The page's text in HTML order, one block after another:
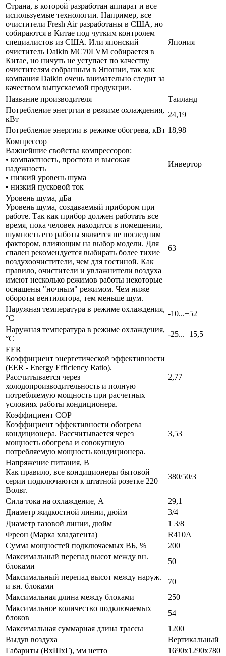
Страна, в которой разработан аппарат и все
используемые технологии. Например, все
очистители Fresh Air разработаны в США, но
собираются в Китае под чутким контролем
специалистов из США. Или японский
очиститель Daikin MC70LVM собирается в
Китае, но ничуть не уступает по качеству
очистителям собранным в Японии, так как
компания Daikin очень внимательно следит за
качеством выпускаемой продукции.
Япония
Название производителя
Таиланд
Потребление энегргии в режиме охлаждения,
кВт
24,19
Потребление энергии в режиме обогрева, кВт 18,98
Компрессор
Важнейшие свойства компрессоров:
• компактность, простота и высокая
надежность
• низкий уровень шума
• низкий пусковой ток
Инвертор
Уровень шума, дБа
Уровень шума, создаваемый прибором при
работе. Так как прибор должен работать все
время, пока человек находится в помещении,
шумность его работы является не последним
фактором, влияющим на выбор модели. Для
спален рекомендуется выбирать более тихие
воздухоочистители, чем для гостиной. Как
правило, очистители и увлажнители воздуха
имеют несколько режимов работы некоторые
оснащены "ночным" режимом. Чем ниже
обороты вентилятора, тем меньше шум.
63
Наружная температура в режиме охлаждения,
°C
-10...+52
Наружная температура в режиме охлаждения,
°C
-25...+15,5
EER
Коэффициент энергетической эффективности
(EER - Energy Efficiency Ratio).
Рассчитывается через
холодопроизводительность и полную
потребляемую мощность при расчетных
условиях работы кондиционера.
2,77
Коэффициент COP
Коэффициент эффективности обогрева
кондиционера. Рассчитывается через
мощность обогрева и совокупную
потребляемую мощность кондиционера.
3,53
Напряжение питания, В
Как правило, все кондиционеры бытовой
серии подключаются к штатной розетке 220
Вольт.
380/50/3
Сила тока на охлаждение, А
29,1
Диаметр жидкостной линии, дюйм
3/4
Диаметр газовой линии, дюйм
1 3/8
Фреон (Марка хладагента)
R410A
Сумма мощностей подключаемых ВБ, %
200
Максимальный перепад высот между вн.
блоками
50
Максимальный перепад высот между наруж.
и вн. блоками
70
Максимальная длина между блоками
250
Максимальное количество подключаемых
блоков
54
Максимальная суммарная длина трассы
1200
Выдув воздуха
Вертикальный
Габариты (ВxШxГ), мм нетто
1690х1290х780